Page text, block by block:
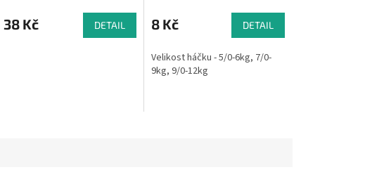
38 Kč DETAIL 8 Kč DETAIL
Velikost háčku - 5/0-6kg, 7/0-
9kg, 9/0-12kg